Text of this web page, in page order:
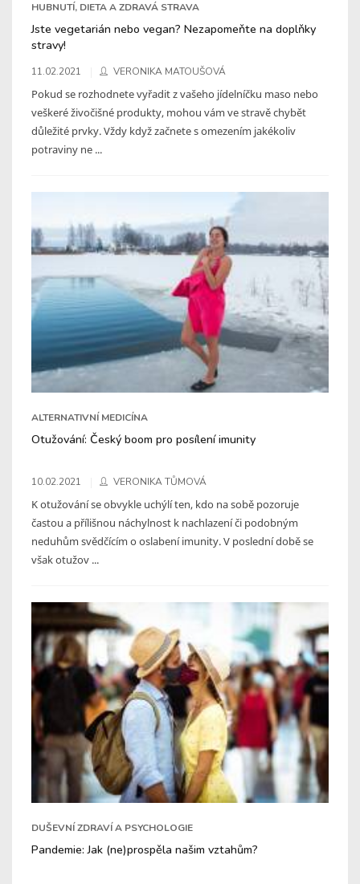
HUBNUTÍ, DIETA A ZDRAVÁ STRAVA
Jste vegetarián nebo vegan? Nezapomeňte na doplňky
stravy!
11.02.2021 VERONIKA MATOUŠOVÁ
Pokud se rozhodnete vyřadit z vašeho jídelníčku maso nebo
veškeré živočišné produkty, mohou vám ve stravě chybět
důležité prvky. Vždy když začnete s omezením jakékoliv
potraviny ne ...
ALTERNATIVNÍ MEDICÍNA
Otužování: Český boom pro posílení imunity
10.02.2021 VERONIKA TŮMOVÁ
K otužování se obvykle uchýlí ten, kdo na sobě pozoruje
častou a přílišnou náchylnost k nachlazení či podobným
neduhům svědčícím o oslabení imunity. V poslední době se
však otužov ...
DUŠEVNÍ ZDRAVÍ A PSYCHOLOGIE
Pandemie: Jak (ne)prospěla našim vztahům?